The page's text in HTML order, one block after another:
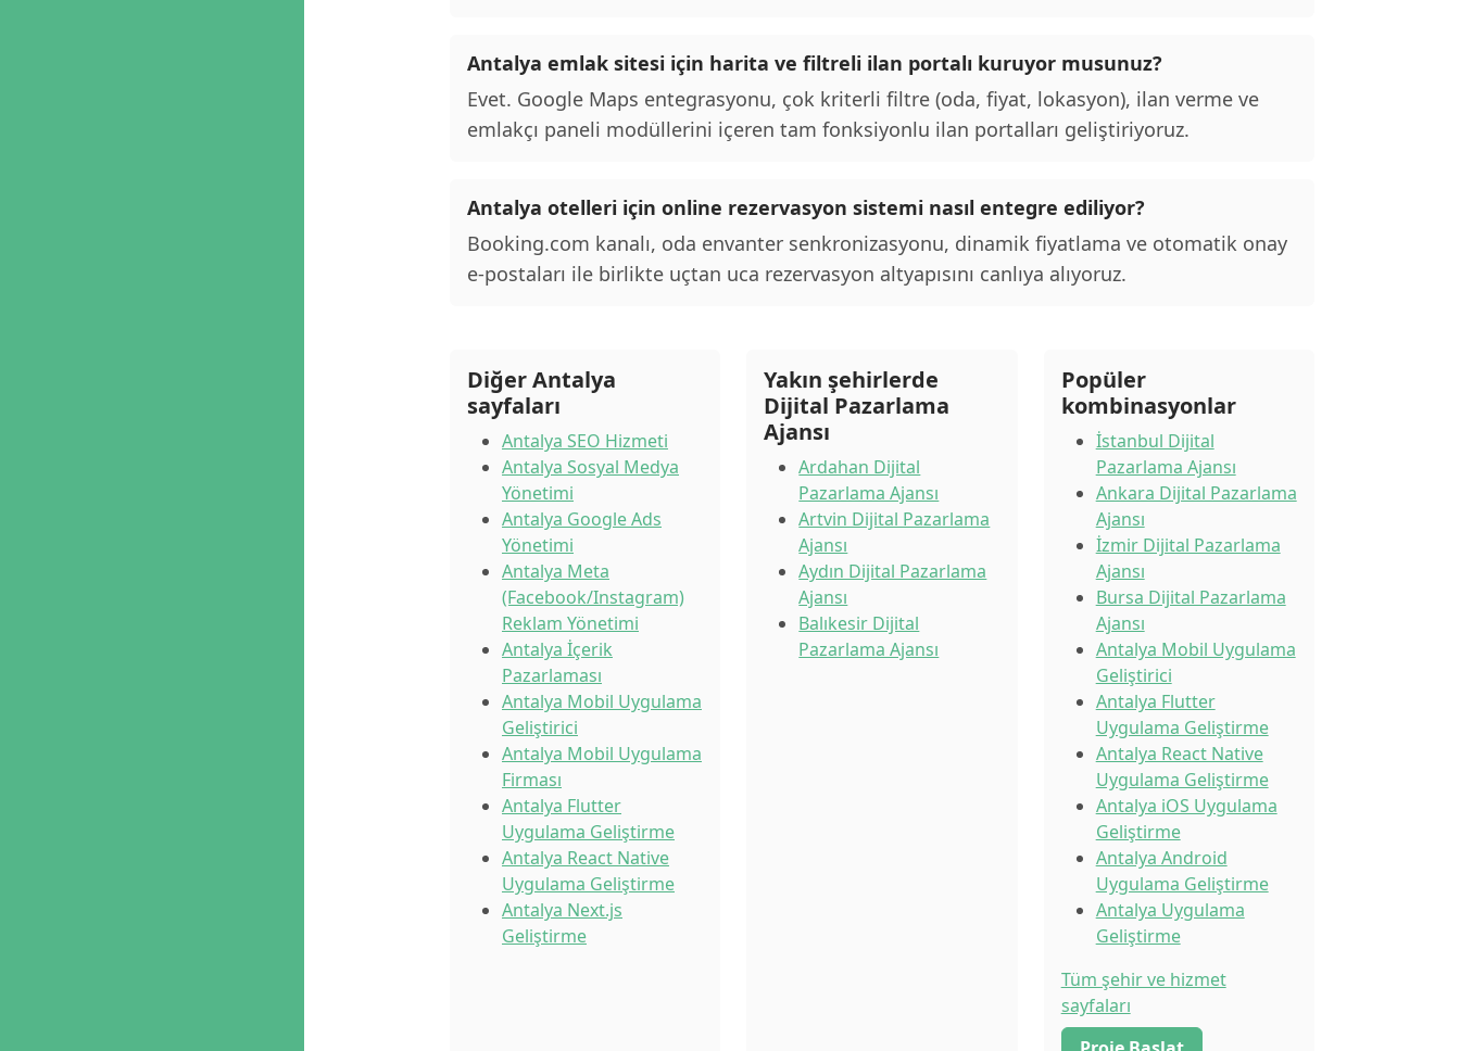
Antalya emlak sitesi için harita ve filtreli ilan portalı kuruyor musunuz?
Evet. Google Maps entegrasyonu, çok kriterli filtre (oda, fiyat, lokasyon), ilan verme ve
emlakçı paneli modüllerini içeren tam fonksiyonlu ilan portalları geliştiriyoruz.
Antalya otelleri için online rezervasyon sistemi nasıl entegre ediliyor?
Booking.com kanalı, oda envanter senkronizasyonu, dinamik fiyatlama ve otomatik onay
e-postaları ile birlikte uçtan uca rezervasyon altyapısını canlıya alıyoruz.
Diğer Antalya
sayfaları
Antalya SEO Hizmeti
Antalya Sosyal Medya
Yönetimi
Antalya Google Ads
Yönetimi
Antalya Meta
(Facebook/Instagram)
Reklam Yönetimi
Antalya İçerik
Pazarlaması
Antalya Mobil Uygulama
Geliştirici
Antalya Mobil Uygulama
Firması
Antalya Flutter
Uygulama Geliştirme
Antalya React Native
Uygulama Geliştirme
Antalya Next.js
Geliştirme
Yakın şehirlerde
Dijital Pazarlama
Ajansı
Ardahan Dijital
Pazarlama Ajansı
Artvin Dijital Pazarlama
Ajansı
Aydın Dijital Pazarlama
Ajansı
Balıkesir Dijital
Pazarlama Ajansı
Popüler
kombinasyonlar
İstanbul Dijital
Pazarlama Ajansı
Ankara Dijital Pazarlama
Ajansı
İzmir Dijital Pazarlama
Ajansı
Bursa Dijital Pazarlama
Ajansı
Antalya Mobil Uygulama
Geliştirici
Antalya Flutter
Uygulama Geliştirme
Antalya React Native
Uygulama Geliştirme
Antalya iOS Uygulama
Geliştirme
Antalya Android
Uygulama Geliştirme
Antalya Uygulama
Geliştirme
Tüm şehir ve hizmet
sayfaları